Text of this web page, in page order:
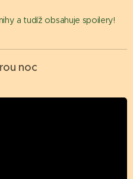
a tudíž obsahuje spoilery!
noc